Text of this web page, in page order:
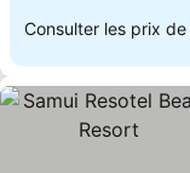
Consulter les prix de